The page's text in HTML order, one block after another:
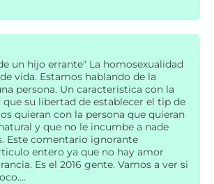
un hijo errante" La homosexualidad
vida. Estamos hablando de la
persona. Un caracteristica con la
su libertad de establecer el tip de
quieran con la persona que quieran
y que no le incumbe a nade
Este comentario ignorante
entero ya que no hay amor
Es el 2016 gente. Vamos a ver si